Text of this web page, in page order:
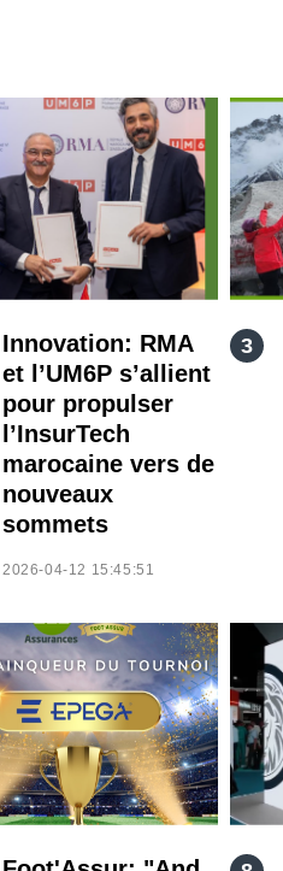
Innovation: RMA
et l’UM6P s’allient
pour propulser
l’InsurTech
marocaine vers de
nouveaux
sommets
2026-04-12 15:45:51